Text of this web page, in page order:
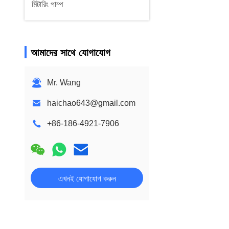
মিটারিং পাম্প
আমাদের সাথে যোগাযোগ
Mr. Wang
haichao643@gmail.com
+86-186-4921-7906
এখনই যোগাযোগ করুন